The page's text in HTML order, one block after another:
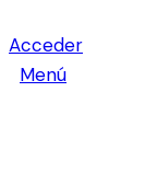
Acceder
Menú